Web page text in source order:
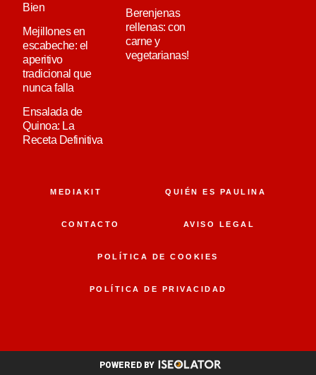
Bien
Mejillones en
escabeche: el
aperitivo
tradicional que
nunca falla
Ensalada de
Quinoa: La
Receta Definitiva
Berenjenas
rellenas: con
carne y
vegetarianas!
MEDIAKIT QUIÉN ES PAULINA
CONTACTO AVISO LEGAL
POLÍTICA DE COOKIES
POLÍTICA DE PRIVACIDAD
POWERED BY